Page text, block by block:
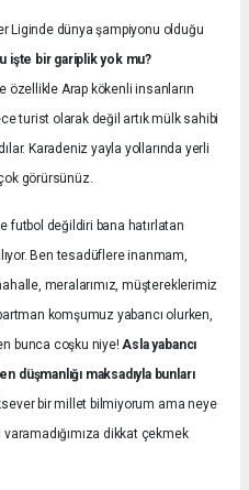
Liginde dünya şampiyonu olduğu
işte bir gariplik yok mu?
özellikle Arap kökenli insanların
turist olarak değil artık mülk sahibi
Karadeniz yayla yollarında yerli
görürsünüz.
futbol değildiri bana hatırlatan
Ben tesadüflere inanmam,
meralarımız, müştereklerimiz
komşumuz yabancı olurken,
bunca coşku niye!Asla yabancı
düşmanlığı maksadıyla bunları
bir millet bilmiyorum ama neye
dikkat çekmek